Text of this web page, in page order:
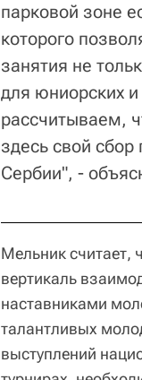
парковой зоне
которого
занятия не
для юниорских
рассчитываем,
здесь свой
Сербии", -
Мельник считает,
вертикаль
наставниками
талантливых
выступлений